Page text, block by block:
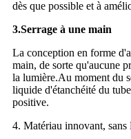
dès que possible et à
3.Serrage à une main
La conception en forme
main, de sorte qu'aucune
la lumière.Au moment du
liquide d'étanchéité du
positive.
4. Matériau innovant,